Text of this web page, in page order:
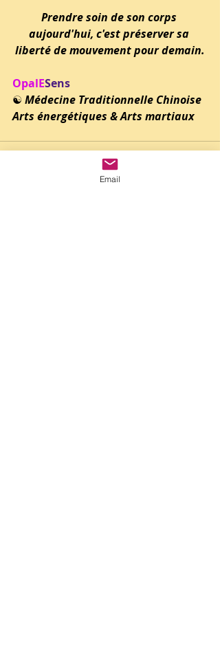
Prendre soin de son corps
aujourd'hui, c'est préserver sa
liberté de mouvement pour demain.
OpalESens
☯️ Médecine Traditionnelle Chinoise
Arts énergétiques & Arts martiaux
Email